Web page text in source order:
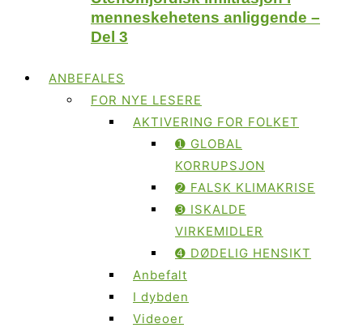
menneskehetens anliggende –
Del 3
ANBEFALES
FOR NYE LESERE
AKTIVERING FOR FOLKET
➊ GLOBAL
KORRUPSJON
➋ FALSK KLIMAKRISE
➌ ISKALDE
VIRKEMIDLER
➍ DØDELIG HENSIKT
Anbefalt
I dybden
Videoer